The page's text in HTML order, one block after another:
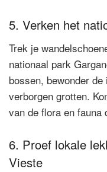
5. Verken het
Trek je
nationaal park
bossen, bewonder
verborgen grotten.
van de flora en fauna
6. Proef lokale
Vieste